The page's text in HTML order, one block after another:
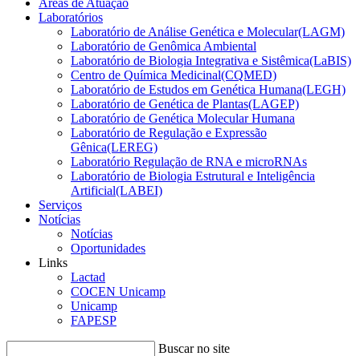
Áreas de Atuação
Laboratórios
Laboratório de Análise Genética e Molecular(LAGM)
Laboratório de Genômica Ambiental
Laboratório de Biologia Integrativa e Sistêmica(LaBIS)
Centro de Química Medicinal(CQMED)
Laboratório de Estudos em Genética Humana(LEGH)
Laboratório de Genética de Plantas(LAGEP)
Laboratório de Genética Molecular Humana
Laboratório de Regulação e Expressão
Gênica(LEREG)
Laboratório Regulação de RNA e microRNAs
Laboratório de Biologia Estrutural e Inteligência
Artificial(LABEI)
Serviços
Notícias
Notícias
Oportunidades
Links
Lactad
COCEN Unicamp
Unicamp
FAPESP
Buscar no site